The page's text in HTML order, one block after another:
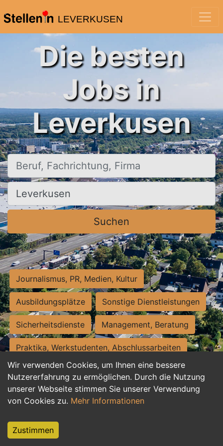
LEVERKUSEN
Wir verwenden Cookies, um Ihnen eine bessere
Nutzererfahrung zu ermöglichen. Durch die Nutzung
unserer Webseite stimmen Sie unserer Verwendung
von Cookies zu. Mehr Informationen
Zustimmen
Die besten
Jobs in
Leverkusen
Beruf, Fachrichtung, Firma
Ort, Stadt
Suchen
Journalismus, PR, Medien, Kultur
Ausbildungsplätze Sonstige Dienstleistungen
Sicherheitsdienste Management, Beratung
Praktika, Werkstudenten, Abschlussarbeiten
Personalwesen Assistenz, Sekretariat
Hilfskräfte, Aushilfs- und Nebenjobs
Weiterbildung, Studium, duale Ausbildung